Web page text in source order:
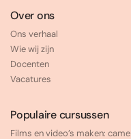
Over ons
Ons verhaal
Wie wij zijn
Docenten
Vacatures
Populaire cursussen
Films en video’s maken: